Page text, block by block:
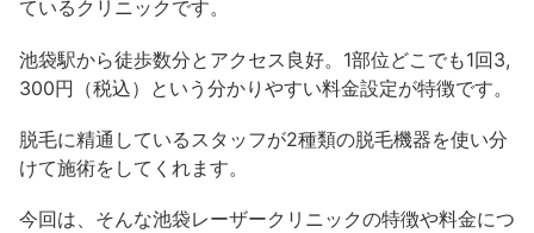
ているクリニックです。
池袋駅から徒歩数分とアクセス良好。1部位どこでも1回3,
300円（税込）という分かりやすい料金設定が特徴です。
脱毛に精通しているスタッフが2種類の脱毛機器を使い分
けて施術をしてくれます。
今回は、そんな池袋レーザークリニックの特徴や料金につ